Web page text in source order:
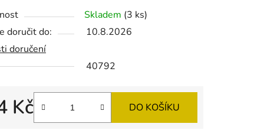
Skladem (3 ks)
doručit do:
10.8.2026
doručení
40792
Kč DO KOŠÍKU